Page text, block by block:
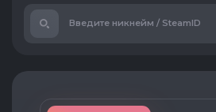
Введите никнейм / SteamID